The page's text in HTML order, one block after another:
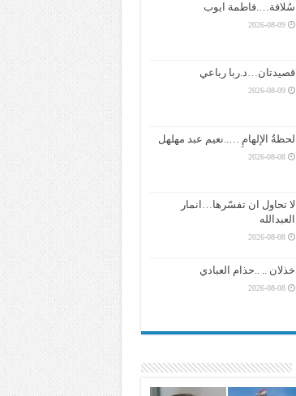
سُلافة….فاطمة ايوب
2026-08-09
قصيدتان…د.ربا رباعي
2026-08-09
لحظةُ الإلهامِ …..نعيم عبد مهلهل
2026-08-08
لا تحاول ان تفسّرها…انمار
العبدالله
2026-08-08
خذلان .. ..حذام العبادي
2026-08-08